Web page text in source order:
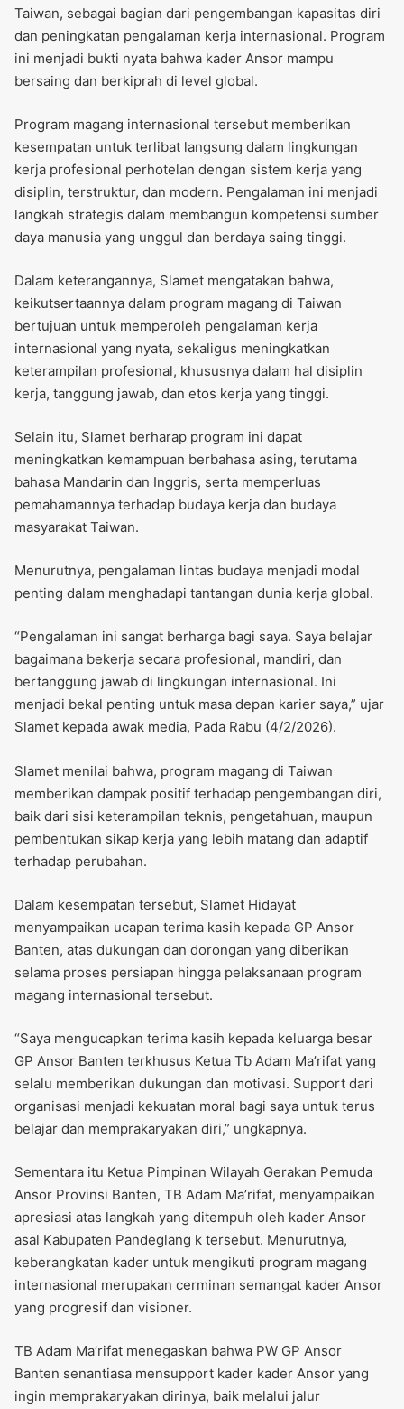
Taiwan, sebagai bagian dari pengembangan kapasitas diri
dan peningkatan pengalaman kerja internasional. Program
ini menjadi bukti nyata bahwa kader Ansor mampu
bersaing dan berkiprah di level global.
Program magang internasional tersebut memberikan
kesempatan untuk terlibat langsung dalam lingkungan
kerja profesional perhotelan dengan sistem kerja yang
disiplin, terstruktur, dan modern. Pengalaman ini menjadi
langkah strategis dalam membangun kompetensi sumber
daya manusia yang unggul dan berdaya saing tinggi.
Dalam keterangannya, Slamet mengatakan bahwa,
keikutsertaannya dalam program magang di Taiwan
bertujuan untuk memperoleh pengalaman kerja
internasional yang nyata, sekaligus meningkatkan
keterampilan profesional, khususnya dalam hal disiplin
kerja, tanggung jawab, dan etos kerja yang tinggi.
Selain itu, Slamet berharap program ini dapat
meningkatkan kemampuan berbahasa asing, terutama
bahasa Mandarin dan Inggris, serta memperluas
pemahamannya terhadap budaya kerja dan budaya
masyarakat Taiwan.
Menurutnya, pengalaman lintas budaya menjadi modal
penting dalam menghadapi tantangan dunia kerja global.
“Pengalaman ini sangat berharga bagi saya. Saya belajar
bagaimana bekerja secara profesional, mandiri, dan
bertanggung jawab di lingkungan internasional. Ini
menjadi bekal penting untuk masa depan karier saya,” ujar
Slamet kepada awak media, Pada Rabu (4/2/2026).
Slamet menilai bahwa, program magang di Taiwan
memberikan dampak positif terhadap pengembangan diri,
baik dari sisi keterampilan teknis, pengetahuan, maupun
pembentukan sikap kerja yang lebih matang dan adaptif
terhadap perubahan.
Dalam kesempatan tersebut, Slamet Hidayat
menyampaikan ucapan terima kasih kepada GP Ansor
Banten, atas dukungan dan dorongan yang diberikan
selama proses persiapan hingga pelaksanaan program
magang internasional tersebut.
“Saya mengucapkan terima kasih kepada keluarga besar
GP Ansor Banten terkhusus Ketua Tb Adam Ma’rifat yang
selalu memberikan dukungan dan motivasi. Support dari
organisasi menjadi kekuatan moral bagi saya untuk terus
belajar dan memprakaryakan diri,” ungkapnya.
Sementara itu Ketua Pimpinan Wilayah Gerakan Pemuda
Ansor Provinsi Banten, TB Adam Ma’rifat, menyampaikan
apresiasi atas langkah yang ditempuh oleh kader Ansor
asal Kabupaten Pandeglang k tersebut. Menurutnya,
keberangkatan kader untuk mengikuti program magang
internasional merupakan cerminan semangat kader Ansor
yang progresif dan visioner.
TB Adam Ma’rifat menegaskan bahwa PW GP Ansor
Banten senantiasa mensupport kader kader Ansor yang
ingin memprakaryakan dirinya, baik melalui jalur